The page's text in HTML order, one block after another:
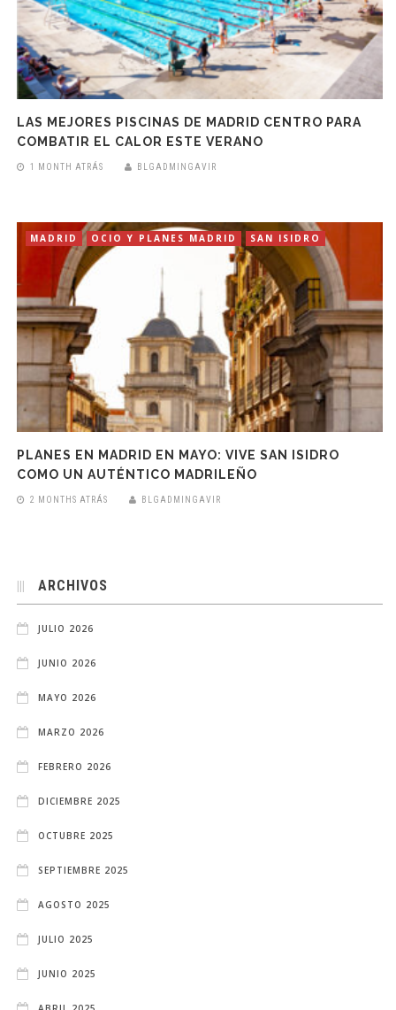
LAS MEJORES PISCINAS DE MADRID CENTRO PARA
COMBATIR EL CALOR ESTE VERANO
1 MONTH ATRÁS BLGADMINGAVIR
MADRID OCIO Y PLANES MADRID SAN ISIDRO
PLANES EN MADRID EN MAYO: VIVE SAN ISIDRO
COMO UN AUTÉNTICO MADRILEÑO
2 MONTHS ATRÁS BLGADMINGAVIR
ARCHIVOS
JULIO 2026
JUNIO 2026
MAYO 2026
MARZO 2026
FEBRERO 2026
DICIEMBRE 2025
OCTUBRE 2025
SEPTIEMBRE 2025
AGOSTO 2025
JULIO 2025
JUNIO 2025